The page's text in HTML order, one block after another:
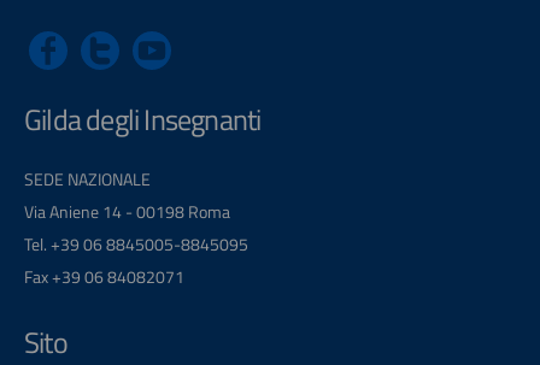
Gilda degli Insegnanti
SEDE NAZIONALE
Via Aniene 14 - 00198 Roma
Tel. +39 06 8845005-8845095
Fax +39 06 84082071
Sito